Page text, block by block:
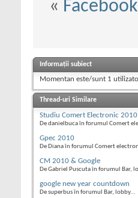
«
Informații subiect
Momentan este/sunt 1
Thread-uri Similare
Studiu Comert Electronic 2010
De danielbuca în forumul Comert
Gpec 2010
De Diana în forumul Comert
CM 2010 & Google
De Gabriel Puscuta în forumul Bar,
google new year countdown
De superbus în forumul Bar, lobby...